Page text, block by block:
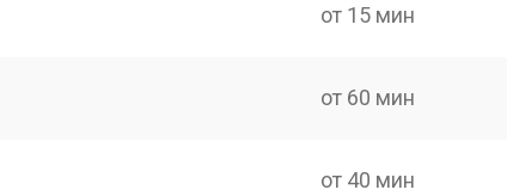
от 15 мин
от 60 мин
от 40 мин